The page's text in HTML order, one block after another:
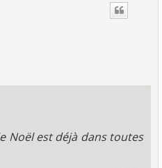
Noël est déjà dans toutes